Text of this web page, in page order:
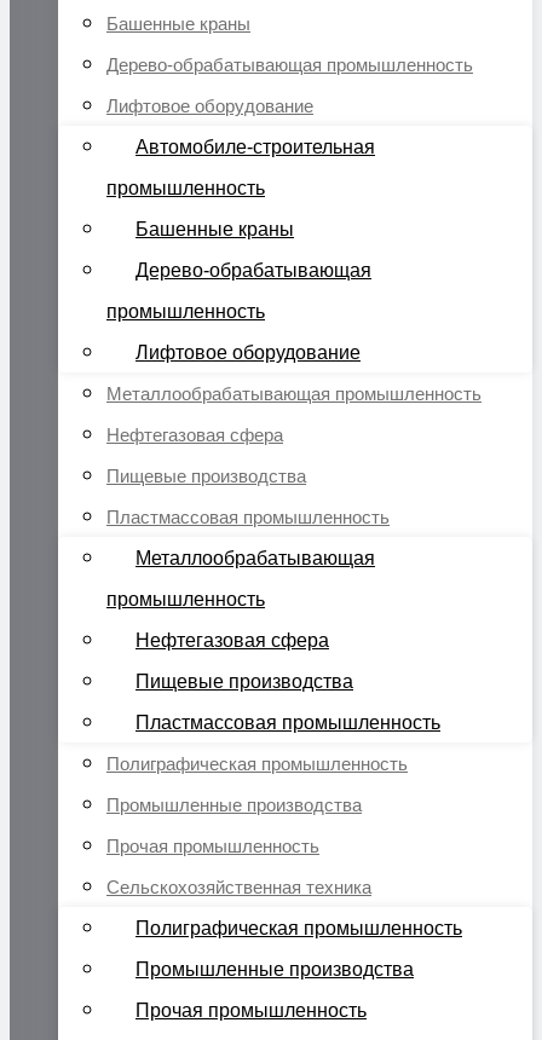
Башенные краны
Дерево-обрабатывающая промышленность
Лифтовое оборудование
Автомобиле-строительная
промышленность
Башенные краны
Дерево-обрабатывающая
промышленность
Лифтовое оборудование
Металлообрабатывающая промышленность
Нефтегазовая сфера
Пищевые производства
Пластмассовая промышленность
Металлообрабатывающая
промышленность
Нефтегазовая сфера
Пищевые производства
Пластмассовая промышленность
Полиграфическая промышленность
Промышленные производства
Прочая промышленность
Сельскохозяйственная техника
Полиграфическая промышленность
Промышленные производства
Прочая промышленность